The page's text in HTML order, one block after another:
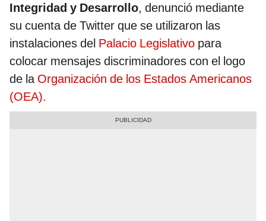
Integridad y Desarrollo, denunció mediante
su cuenta de Twitter que se utilizaron las
instalaciones del Palacio Legislativo para
colocar mensajes discriminadores con el logo
de la Organización de los Estados Americanos
(OEA).